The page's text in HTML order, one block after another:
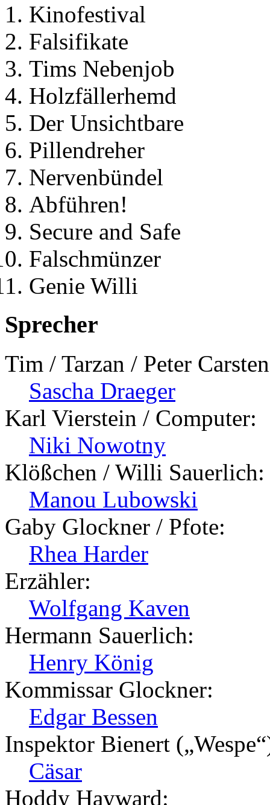
Kinofestival
Falsifikate
Tims Nebenjob
Holzfällerhemd
Der Unsichtbare
Pillendreher
Nervenbündel
Abführen!
Secure and Safe
Falschmünzer
Genie Willi
Sprecher
Tim / Tarzan / Peter
Sascha Draeger
Karl Vierstein / Computer:
Niki Nowotny
Klößchen / Willi Sauerlich:
Manou Lubowski
Gaby Glockner / Pfote:
Rhea Harder
Erzähler:
Wolfgang Kaven
Hermann Sauerlich:
Henry König
Kommissar Glockner:
Edgar Bessen
Inspektor Bienert
Cäsar
Hoddy Hayward: